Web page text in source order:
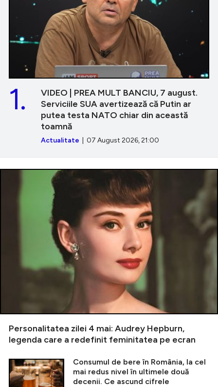
VIDEO | PREA MULT BANCIU, 7 august.
Serviciile SUA avertizează că Putin ar
putea testa NATO chiar din această
toamnă
Actualitate | 07 August 2026, 21:00
1.
Personalitatea zilei 4 mai: Audrey Hepburn,
legenda care a redefinit feminitatea pe ecran
Consumul de bere în România, la cel
mai redus nivel în ultimele două
decenii. Ce ascund cifrele